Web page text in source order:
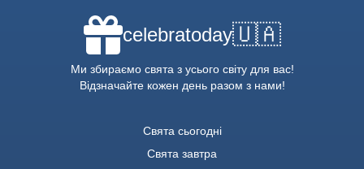
celebratoday🇺🇦
Ми збираємо свята з усього світу для вас!
Відзначайте кожен день разом з нами!
Свята сьогодні
Свята завтра